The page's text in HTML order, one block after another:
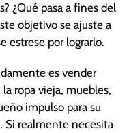
¿Qué pasa a fines del
objetivo se ajuste a
estrese por lograrlo.
es vender
ropa vieja, muebles,
impulso para su
Si realmente necesita